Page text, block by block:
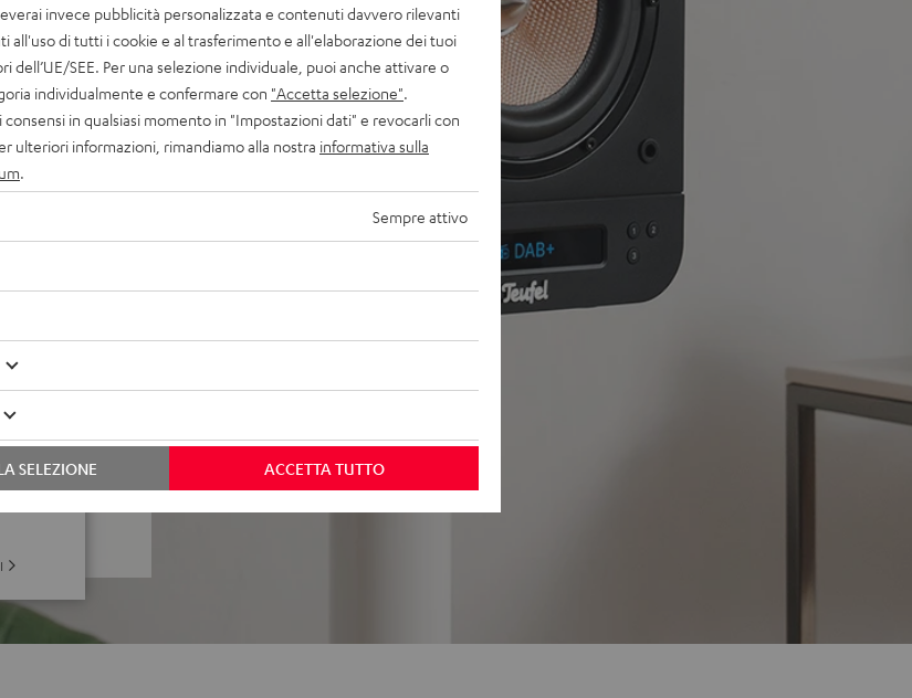
automatica da
PC/Mac
staffa per
2 sono
di
non
invece pubblicità personalizzata e contenuti davvero rilevanti
all'uso di tutti i cookie e al trasferimento e all'elaborazione dei tuoi
dell’UE/SEE. Per una selezione individuale, puoi anche attivare o
individualmente e confermare con "Accetta selezione"
in qualsiasi momento in "Impostazioni dati" e revocarli con
ulteriori informazioni, rimandiamo alla nostra informativa sulla
Sempre attivo
ACCETTA TUTTO
SELEZIONE